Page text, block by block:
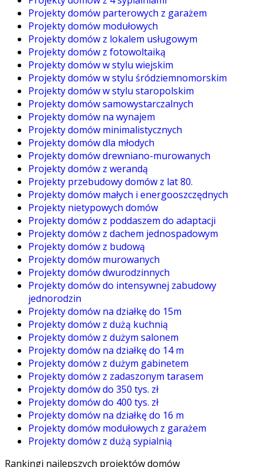
Projekty domów parterowych z garażem
Projekty domów modułowych
Projekty domów z lokalem usługowym
Projekty domów z fotowoltaiką
Projekty domów w stylu wiejskim
Projekty domów w stylu śródziemnomorskim
Projekty domów w stylu staropolskim
Projekty domów samowystarczalnych
Projekty domów na wynajem
Projekty domów minimalistycznych
Projekty domów dla młodych
Projekty domów drewniano-murowanych
Projekty domów z werandą
Projekty przebudowy domów z lat 80.
Projekty domów małych i energooszczędnych
Projekty nietypowych domów
Projekty domów z poddaszem do adaptacji
Projekty domów z dachem jednospadowym
Projekty domów z budową
Projekty domów murowanych
Projekty domów dwurodzinnych
Projekty domów do intensywnej zabudowy
jednorodzin
Projekty domów na działkę do 15m
Projekty domów z dużą kuchnią
Projekty domów z dużym salonem
Projekty domów na działkę do 14 m
Projekty domów z dużym gabinetem
Projekty domów z zadaszonym tarasem
Projekty domów do 350 tys. zł
Projekty domów do 400 tys. zł
Projekty domów na działkę do 16 m
Projekty domów modułowych z garażem
Projekty domów z dużą sypialnią
Rankingi najlepszych projektów domów